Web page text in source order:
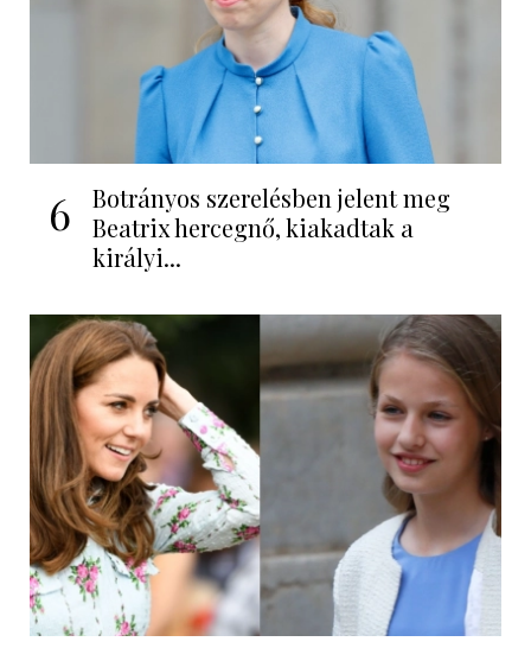
6
Botrányos szerelésben jelent meg
Beatrix hercegnő, kiakadtak a
királyi...